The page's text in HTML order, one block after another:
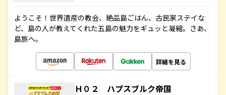
ようこそ！世界遺産の教会、絶品島ごはん、古民家ステイな
ど、島の人が教えてくれた五島の魅力をギュッと凝縮。さあ、
島旅へ。
詳細を見る
Ｈ０２ ハプスブルク帝国